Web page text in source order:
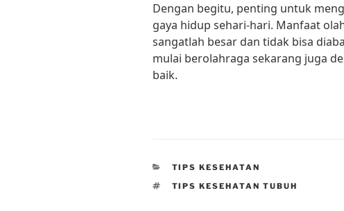
Dengan begitu, penting untuk
gaya hidup sehari-hari. Manfaat
sangatlah besar dan tidak bisa
mulai berolahraga sekarang juga
baik.
CATEGORIES
TIPS KESEHATAN
TAGS
TIPS KESEHATAN TUBUH